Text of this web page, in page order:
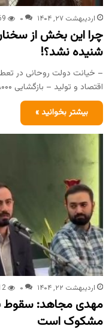
اردیبهشت ۲۷, ۱۴۰۴ ۰
چرا این بخش از
شنیده نشد؟!
– خیانت دولت روحانی در
اقتصاد و تولید – بازگشایی ۸۰۰۰…
بیشتر بخوانید »
اردیبهشت ۲۲, ۱۴۰۴ ۰
مهدی مجاهد: سقوط
مشکوک است